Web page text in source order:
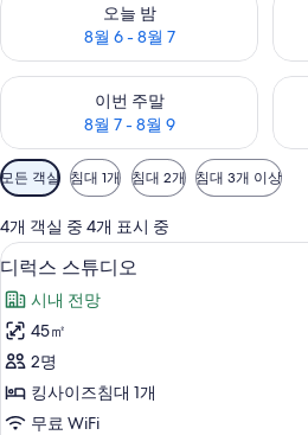
오늘 밤
8월 6 - 8월 7
이번 주말
8월 7 - 8월 9
이번 주말 예약 가능 여부 확인, 8월 7
다
객
실
에
사
용
가
능
한
터
모든 객실 침대 1개 침대 2개 침대 3개 이상
4개 객실 중 4개 표시 중
디
럭
스
스
튜
디
객실
4
디럭스 스튜디오
시내 전망
45㎡
2명
킹사이즈침대 1개
무료 WiFi